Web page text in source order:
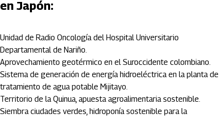
en Japón:
Unidad de Radio Oncología del Hospital Universitario
Departamental de Nariño.
Aprovechamiento geotérmico en el Suroccidente colombiano.
Sistema de generación de energía hidroeléctrica en la planta de
tratamiento de agua potable Mijitayo.
Territorio de la Quinua, apuesta agroalimentaria sostenible.
Siembra ciudades verdes, hidroponía sostenible para la